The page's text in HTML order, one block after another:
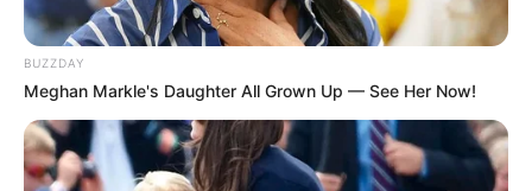
Love Untangled Murderer Report
BUZZDAY
Meghan Markle's Daughter All Grown Up — See Her Now!